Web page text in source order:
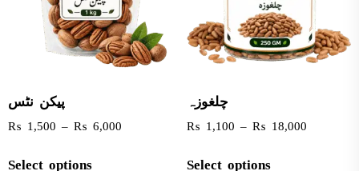
پیکن نٹس
₨ 1,500 – ₨ 6,000
Select options
چلغوزہ
₨ 1,100 – ₨ 18,000
Select options